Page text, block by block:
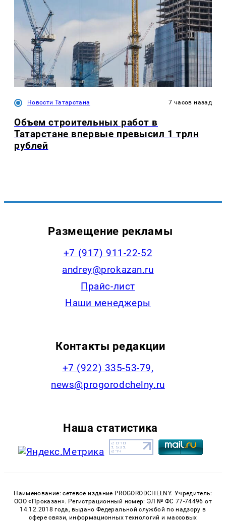
Новости Татарстана 7 часов назад
Объем строительных работ в
Татарстане впервые превысил 1 трлн
рублей
Размещение рекламы
+7 (917) 911-22-52
andrey@prokazan.ru
Прайс-лист
Наши менеджеры
Контакты редакции
+7 (922) 335-53-79,
news@progorodchelny.ru
Наша статистика
Наименование: сетевое издание PROGORODCHELNY. Учредитель:
ООО «Проказан». Регистрационный номер: ЭЛ № ФС 77-74496 от
14.12.2018 года, выдано Федеральной службой по надзору в
сфере связи, информационных технологий и массовых